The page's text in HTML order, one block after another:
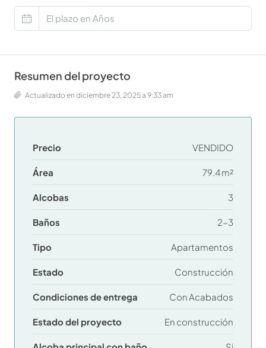
Resumen del proyecto
Actualizado en diciembre 23, 2025 a 9:33 am
Precio VENDIDO
Área 79.4 m²
Alcobas 3
Baños 2-3
Tipo Apartamentos
Estado Construcción
Condiciones de entrega Con Acabados
Estado del proyecto En construcción